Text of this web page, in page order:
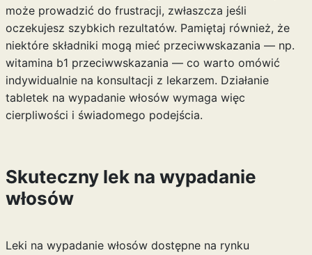
może prowadzić do frustracji, zwłaszcza jeśli
oczekujesz szybkich rezultatów. Pamiętaj również, że
niektóre składniki mogą mieć przeciwwskazania — np.
witamina b1 przeciwwskazania — co warto omówić
indywidualnie na konsultacji z lekarzem. Działanie
tabletek na wypadanie włosów wymaga więc
cierpliwości i świadomego podejścia.
Skuteczny lek na wypadanie
włosów
Leki na wypadanie włosów dostępne na rynku